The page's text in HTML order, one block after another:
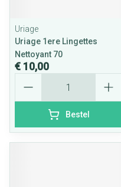
Uriage
Uriage 1ere Lingettes
Nettoyant 70
€ 10,00
Bestel